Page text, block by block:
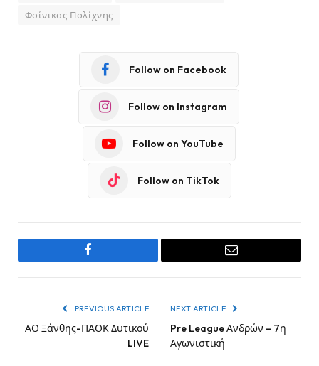
Φοίνικας Πολίχνης
Follow on Facebook
Follow on Instagram
Follow on YouTube
Follow on TikTok
Facebook Email
PREVIOUS ARTICLE
ΑΟ Ξάνθης-ΠΑΟΚ Δυτικού
LIVE
NEXT ARTICLE
Pre League Ανδρών – 7η
Αγωνιστική